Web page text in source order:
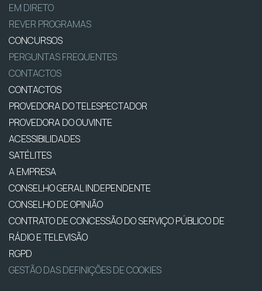
EM DIRETO
REVER PROGRAMAS
CONCURSOS
PERGUNTAS FREQUENTES
CONTACTOS
CONTACTOS
PROVEDORA DO TELESPECTADOR
PROVEDORA DO OUVINTE
ACESSIBILIDADES
SATÉLITES
A EMPRESA
CONSELHO GERAL INDEPENDENTE
CONSELHO DE OPINIÃO
CONTRATO DE CONCESSÃO DO SERVIÇO PÚBLICO DE
RÁDIO E TELEVISÃO
RGPD
GESTÃO DAS DEFINIÇÕES DE COOKIES